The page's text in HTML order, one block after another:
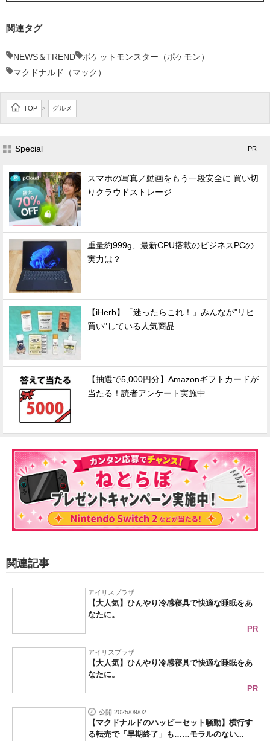
関連タグ
NEWS＆TREND
ポケットモンスター（ポケモン）
マクドナルド（マック）
TOP > グルメ
Special - PR -
スマホの写真／動画をもう一段安全に 買い切
りクラウドストレージ
重量約999g、最新CPU搭載のビジネスPCの
実力は？
【iHerb】「迷ったらこれ！」みんなが"リピ
買い"している人気商品
【抽選で5,000円分】Amazonギフトカードが
当たる！読者アンケート実施中
関連記事
アイリスプラザ
【大人気】ひんやり冷感寝具で快適な睡眠をあ
なたに。
PR
アイリスプラザ
【大人気】ひんやり冷感寝具で快適な睡眠をあ
なたに。
PR
公開 2025/09/02
【マクドナルドのハッピーセット騒動】横行す
る転売で「早期終了」も……モラルのない...